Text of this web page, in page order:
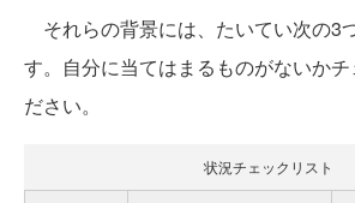
それらの背景には、たいてい次の3
す。自分に当てはまるものがないかチ
ださい。
状況チェックリスト